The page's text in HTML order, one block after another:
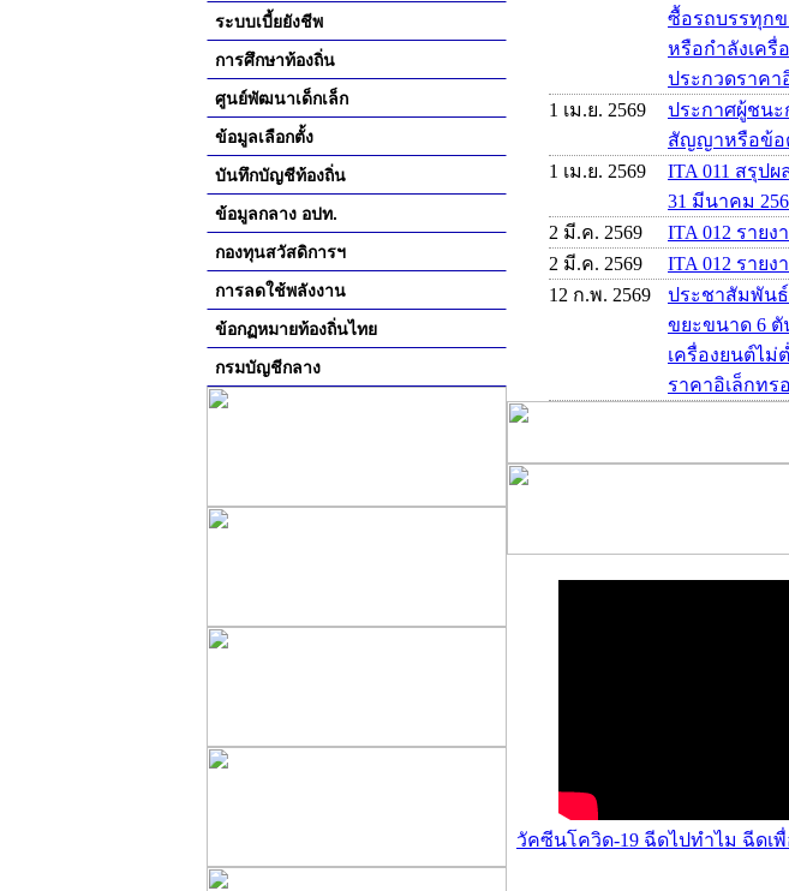
ระบบเบี้ยยังชีพ
การศึกษาท้องถิ่น
ศูนย์พัฒนาเด็กเล็ก
ข้อมูลเลือกตั้ง
บันทึกบัญชีท้องถิ่น
ข้อมูลกลาง อปท.
กองทุนสวัสดิการฯ
การลดใช้พลังงาน
ข้อกฏหมายท้องถิ่นไทย
กรมบัญชีกลาง
ซื้อรถบรรทุกข
หรือกำลังเครื่
ประกวดราคา
1 เม.ย. 2569
ประกาศผู้ชนะ
สัญญาหรือข้อ
1 เม.ย. 2569
ITA 011 สรุป
31 มีนาคม
2 มี.ค. 2569
ITA 012 ราย
2 มี.ค. 2569
ITA 012 ราย
12 ก.พ. 2569
ประชาสัมพัน
ขยะขนาด 6 ตั
เครื่องยนต์ไม่
ราคาอิเล็กทร
วัคซีนโควิด-19 ฉีดไปทำไม ฉีดเพื่